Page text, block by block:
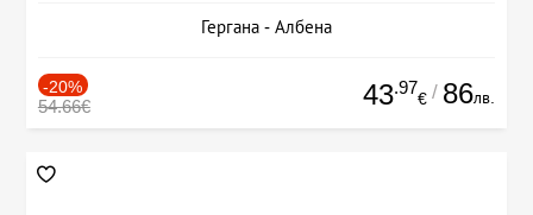
Гергана - Албена
-20%
54.66€ 43.97
€ / 86лв.